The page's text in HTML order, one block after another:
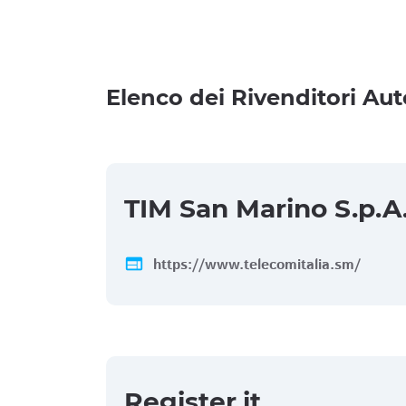
Elenco dei Rivenditori
TIM San Marino
web https://www.telecomitalia.sm/